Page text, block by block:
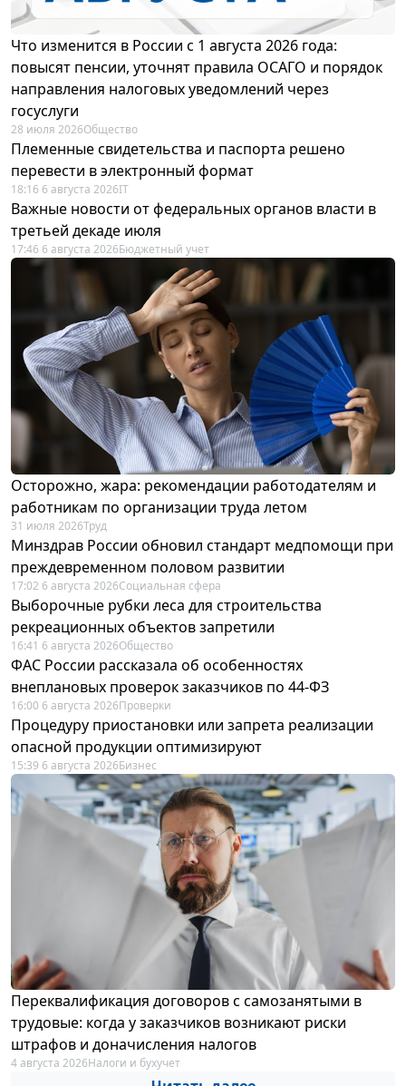
Что изменится в России с 1 августа 2026 года:
повысят пенсии, уточнят правила ОСАГО и порядок
направления налоговых уведомлений через
госуслуги
28 июля 2026Общество
Племенные свидетельства и паспорта решено
перевести в электронный формат
18:16 6 августа 2026IT
Важные новости от федеральных органов власти в
третьей декаде июля
17:46 6 августа 2026Бюджетный учет
Осторожно, жара: рекомендации работодателям и
работникам по организации труда летом
31 июля 2026Труд
Минздрав России обновил стандарт медпомощи при
преждевременном половом развитии
17:02 6 августа 2026Социальная сфера
Выборочные рубки леса для строительства
рекреационных объектов запретили
16:41 6 августа 2026Общество
ФАС России рассказала об особенностях
внеплановых проверок заказчиков по 44-ФЗ
16:00 6 августа 2026Проверки
Процедуру приостановки или запрета реализации
опасной продукции оптимизируют
15:39 6 августа 2026Бизнес
Переквалификация договоров с самозанятыми в
трудовые: когда у заказчиков возникают риски
штрафов и доначисления налогов
4 августа 2026Налоги и бухучет